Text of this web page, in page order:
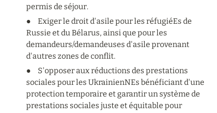
permis de séjour.
●	Exiger le droit d'asile pour les réfugiéEs de
Russie et du Bélarus, ainsi que pour les
demandeurs/demandeuses d'asile provenant
d'autres zones de conflit.
●	S'opposer aux réductions des prestations
sociales pour les UkrainienNEs bénéficiant d'une
protection temporaire et garantir un système de
prestations sociales juste et équitable pour